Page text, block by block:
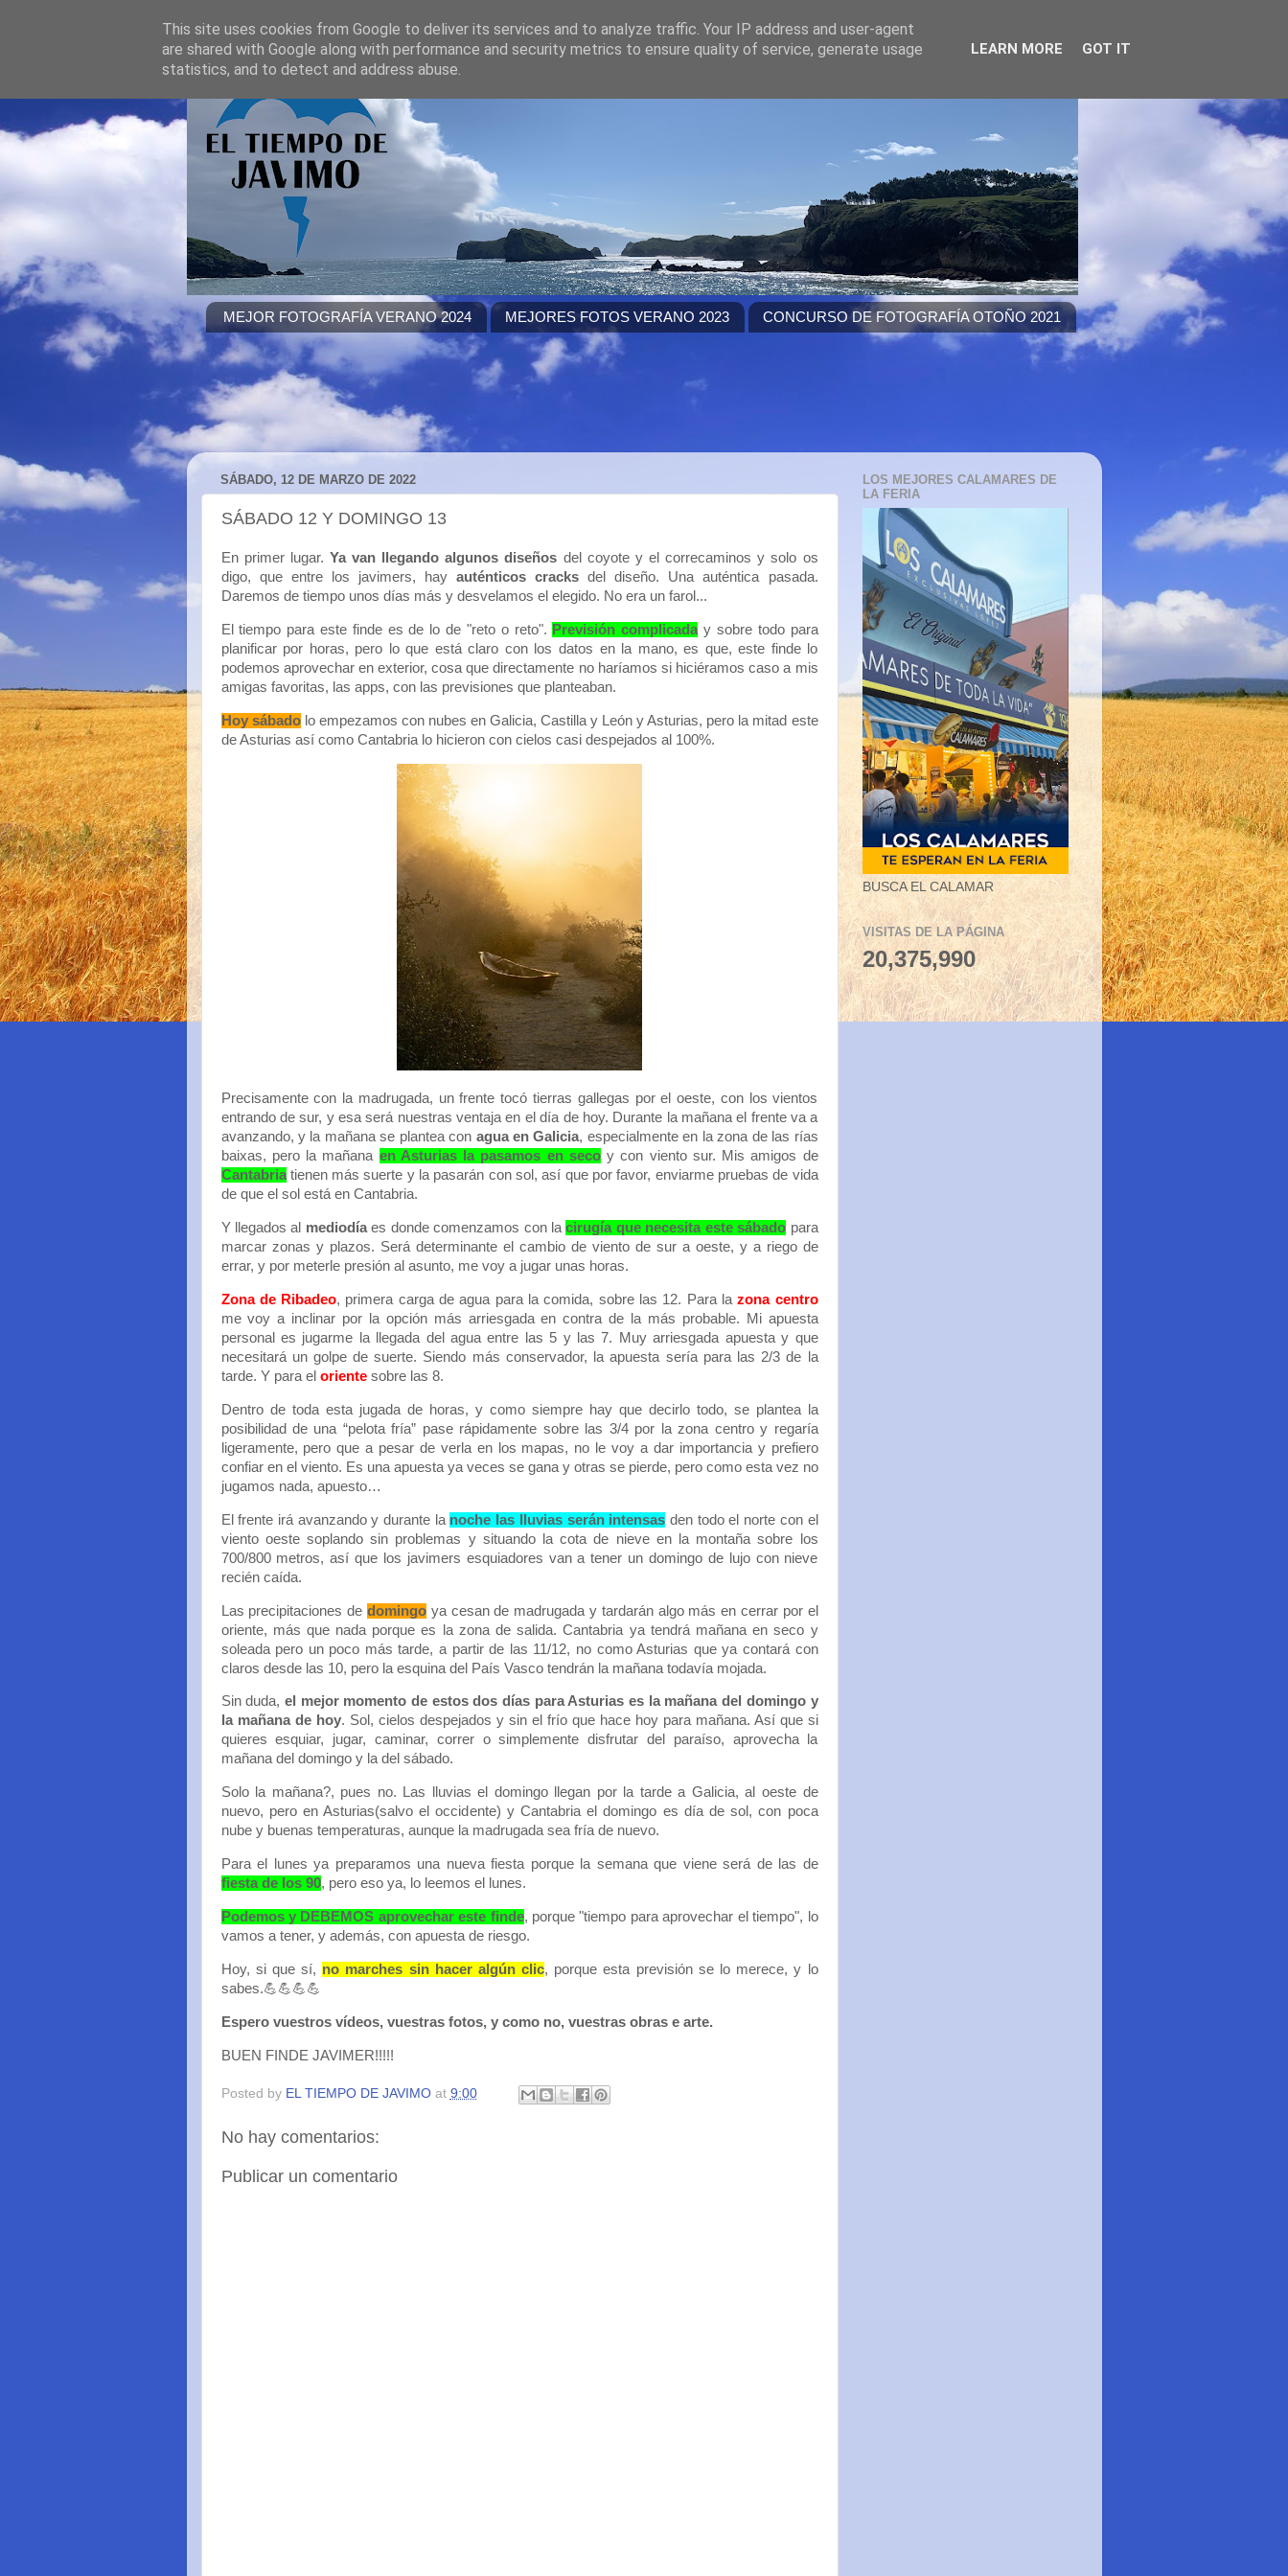
MEJOR FOTOGRAFÍA VERANO 2024 MEJORES FOTOS VERANO 2023 CONCURSO DE FOTOGRAFÍA OTOÑO 2021
SÁBADO, 12 DE MARZO DE 2022
SÁBADO 12 Y DOMINGO 13
En primer lugar. Ya van llegando algunos diseños del coyote y el correcaminos y solo os
digo, que entre los javimers, hay auténticos cracks del diseño. Una auténtica pasada.
Daremos de tiempo unos días más y desvelamos el elegido. No era un farol...
El tiempo para este finde es de lo de "reto o reto". Previsión complicada y sobre todo para
planificar por horas, pero lo que está claro con los datos en la mano, es que, este finde lo
podemos aprovechar en exterior, cosa que directamente no haríamos si hiciéramos caso a mis
amigas favoritas, las apps, con las previsiones que planteaban.
Hoy sábadolo empezamos con nubes en Galicia, Castilla y León y Asturias, pero la mitad este
de Asturias así como Cantabria lo hicieron con cielos casi despejados al 100%.
Precisamente con la madrugada, un frente tocó tierras gallegas por el oeste, con los vientos
entrando de sur, y esa será nuestras ventaja en el día de hoy. Durante la mañana el frente va a
avanzando, y la mañana se plantea con agua en Galicia, especialmente en la zona de las rías
baixas, pero la mañana en Asturias la pasamos en secoy con viento sur. Mis amigos de
Cantabriatienen más suerte y la pasarán con sol, así que por favor, enviarme pruebas de vida
de que el sol está en Cantabria.
Y llegados al mediodíaes donde comenzamos con lacirugía que necesita este sábado para
marcar zonas y plazos. Será determinante el cambio de viento de sur a oeste, y a riego de
errar, y por meterle presión al asunto, me voy a jugar unas horas.
Zona de Ribadeo, primera carga de agua para la comida, sobre las 12. Para lazona centro
me voy a inclinar por la opción más arriesgada en contra de la más probable. Mi apuesta
personal es jugarme la llegada del agua entre las 5 y las 7. Muy arriesgada apuesta y que
necesitará un golpe de suerte. Siendo más conservador, la apuesta sería para las 2/3 de la
tarde. Y para el orientesobre las 8.
Dentro de toda esta jugada de horas, y como siempre hay que decirlo todo, se plantea la
posibilidad de una “pelota fría” pase rápidamente sobre las 3/4 por la zona centro y regaría
ligeramente, pero que a pesar de verla en los mapas, no le voy a dar importancia y prefiero
confiar en el viento. Es una apuesta ya veces se gana y otras se pierde, pero como esta vez no
jugamos nada, apuesto…
El frente irá avanzando y durante la noche las lluvias serán intensas den todo el norte con el
viento oeste soplando sin problemas y situando la cota de nieve en la montaña sobre los
700/800 metros, así que los javimers esquiadores van a tener un domingo de lujo con nieve
recién caída.
Las precipitaciones de domingoya cesan de madrugada y tardarán algo más en cerrar por el
oriente, más que nada porque es la zona de salida. Cantabria ya tendrá mañana en seco y
soleada pero un poco más tarde, a partir de las 11/12, no como Asturias que ya contará con
claros desde las 10, pero la esquina del País Vasco tendrán la mañana todavía mojada.
Sin duda, el mejor momento de estos dos días para Asturias es la mañana del domingo y
la mañana de hoy. Sol, cielos despejados y sin el frío que hace hoy para mañana. Así que si
quieres esquiar, jugar, caminar, correr o simplemente disfrutar del paraíso, aprovecha la
mañana del domingo y la del sábado.
Solo la mañana?, pues no. Las lluvias el domingo llegan por la tarde a Galicia, al oeste de
nuevo, pero en Asturias(salvo el occidente) y Cantabria el domingo es día de sol, con poca
nube y buenas temperaturas, aunque la madrugada sea fría de nuevo.
Para el lunes ya preparamos una nueva fiesta porque la semana que viene será de las de
fiesta de los 90, pero eso ya, lo leemos el lunes.
Podemos y DEBEMOS aprovechar este finde, porque "tiempo para aprovechar el tiempo", lo
vamos a tener, y además, con apuesta de riesgo.
Hoy, si que sí, no marches sin hacer algún clic, porque esta previsión se lo merece, y lo
sabes.💪💪💪💪
Espero vuestros vídeos, vuestras fotos, y como no, vuestras obras e arte.
BUEN FINDE JAVIMER!!!!!
Posted by EL TIEMPO DE JAVIMO at 9:00
No hay comentarios:
Publicar un comentario
LOS MEJORES CALAMARES DE
LA FERIA
BUSCA EL CALAMAR
VISITAS DE LA PÁGINA
20,375,990
This site uses cookies from Google to deliver its services and to analyze traffic. Your IP address and user-agent
are shared with Google along with performance and security metrics to ensure quality of service, generate usage
statistics, and to detect and address abuse.
LEARN MORE GOT IT